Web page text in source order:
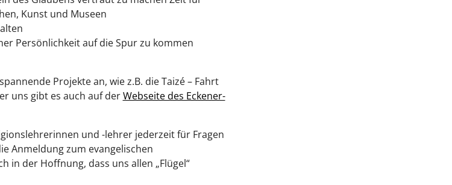
Kunst und Museen
Persönlichkeit auf die Spur zu kommen
Projekte an, wie z.B. die Taizé – Fahrt
uns gibt es auch auf derWebseite des Eckener-
und -lehrer jederzeit für Fragen
Anmeldung zum evangelischen
in der Hoffnung, dass uns allen „Flügel“